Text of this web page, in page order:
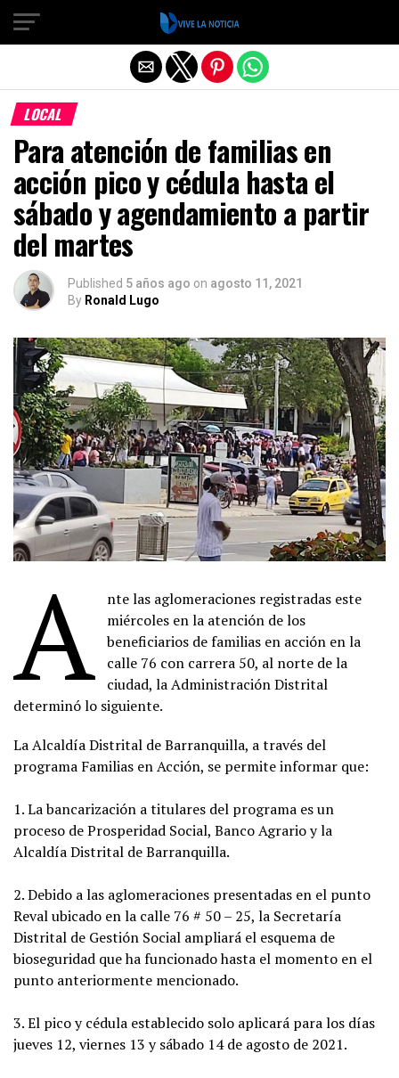
LOCAL
Para atención de familias en
acción pico y cédula hasta el
sábado y agendamiento a partir
del martes
Published 5 años ago on agosto 11, 2021
By Ronald Lugo
A
nte las aglomeraciones registradas este
miércoles en la atención de los
beneficiarios de familias en acción en la
calle 76 con carrera 50, al norte de la
ciudad, la Administración Distrital
determinó lo siguiente.
La Alcaldía Distrital de Barranquilla, a través del
programa Familias en Acción, se permite informar que:
1. La bancarización a titulares del programa es un
proceso de Prosperidad Social, Banco Agrario y la
Alcaldía Distrital de Barranquilla.
2. Debido a las aglomeraciones presentadas en el punto
Reval ubicado en la calle 76 # 50 – 25, la Secretaría
Distrital de Gestión Social ampliará el esquema de
bioseguridad que ha funcionado hasta el momento en el
punto anteriormente mencionado.
3. El pico y cédula establecido solo aplicará para los días
jueves 12, viernes 13 y sábado 14 de agosto de 2021.
Salir de la versión móvil